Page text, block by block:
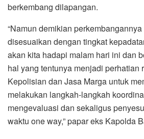
berkembang dilapangan.
“Namun demikian
disesuaikan dengan tingkat
akan kita hadapi malam hari ini dan
hal yang tentunya menjadi perhatian
Kepolisian dan Jasa Marga untuk
melakukan langkah-langkah
mengevaluasi dan sekaligus
waktu one way,” papar eks Kapolda